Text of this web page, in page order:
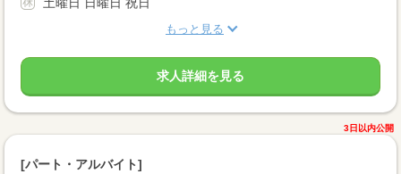
土曜日 日曜日 祝日
もっと見る
求人詳細を見る
3日以内公開
[パート・アルバイト]